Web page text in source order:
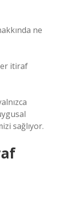
ne
itiraf
sağlıyor.